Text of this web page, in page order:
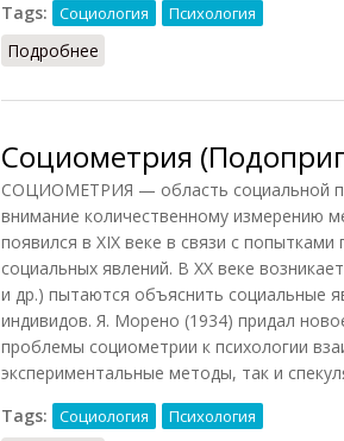
Tags:
Социология Психология
Подробнее
Социометрия
СОЦИОМЕТРИЯ — область социальной
внимание количественному измерению
появился в XIX веке в связи с
социальных явлений. В XX веке
и др.) пытаются объяснить социальные
индивидов. Я. Морено (1934) придал
проблемы социометрии к психологии
экспериментальные методы, так и
Tags:
Социология Психология